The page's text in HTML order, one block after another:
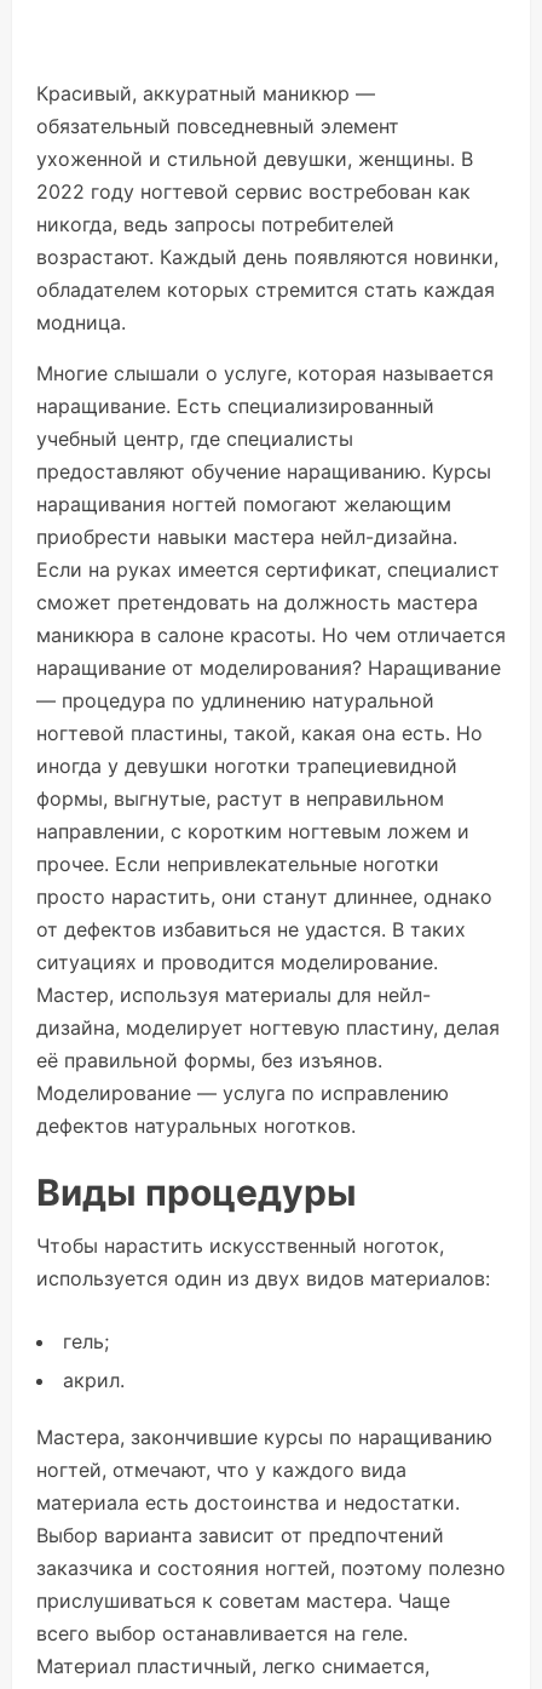
Красивый, аккуратный маникюр —
обязательный повседневный элемент
ухоженной и стильной девушки, женщины. В
2022 году ногтевой сервис востребован как
никогда, ведь запросы потребителей
возрастают. Каждый день появляются новинки,
обладателем которых стремится стать каждая
модница.
Многие слышали о услуге, которая называется
наращивание. Есть специализированный
учебный центр, где специалисты
предоставляют обучение наращиванию. Курсы
наращивания ногтей помогают желающим
приобрести навыки мастера нейл-дизайна.
Если на руках имеется сертификат, специалист
сможет претендовать на должность мастера
маникюра в салоне красоты. Но чем отличается
наращивание от моделирования? Наращивание
— процедура по удлинению натуральной
ногтевой пластины, такой, какая она есть. Но
иногда у девушки ноготки трапециевидной
формы, выгнутые, растут в неправильном
направлении, с коротким ногтевым ложем и
прочее. Если непривлекательные ноготки
просто нарастить, они станут длиннее, однако
от дефектов избавиться не удастся. В таких
ситуациях и проводится моделирование.
Мастер, используя материалы для нейл-
дизайна, моделирует ногтевую пластину, делая
её правильной формы, без изъянов.
Моделирование — услуга по исправлению
дефектов натуральных ноготков.
Виды процедуры
Чтобы нарастить искусственный ноготок,
используется один из двух видов материалов:
гель;
акрил.
Мастера, закончившие курсы по наращиванию
ногтей, отмечают, что у каждого вида
материала есть достоинства и недостатки.
Выбор варианта зависит от предпочтений
заказчика и состояния ногтей, поэтому полезно
прислушиваться к советам мастера. Чаще
всего выбор останавливается на геле.
Материал пластичный, легко снимается,